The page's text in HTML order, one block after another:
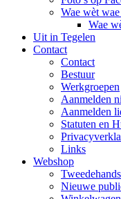
Wae wèt
Wae
Uit in Tegelen
Contact
Contact
Bestuur
Werkgroepen
Aanmelden
Aanmelden
Statuten en
Links
Webshop
Nieuwe